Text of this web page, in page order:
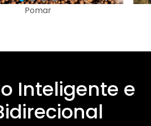
Pomar
Inteligente e